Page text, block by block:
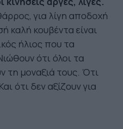
για λίγη αποδοχή
καλή κουβέντα είναι
ήλιος που τα
ότι όλοι τα
τη μοναξιά τους. Ότι
ότι δεν αξίζουν για